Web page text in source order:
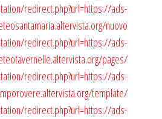
redirect.php?url=https://ads-
nuovo
redirect.php?url=https://ads-
pages/
redirect.php?url=https://ads-
template/
redirect.php?url=https://ads-